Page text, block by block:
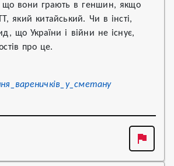
вони грають в геншин, якщо
який китайський. Чи в інсті,
що України і війни не існує,
про це.